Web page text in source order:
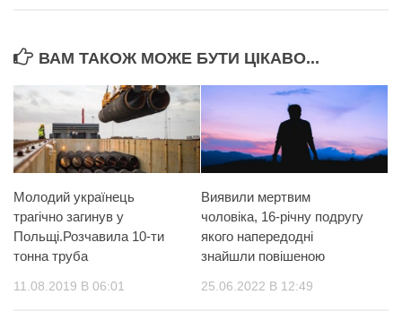
ВАМ ТАКОЖ МОЖЕ БУТИ ЦІКАВО...
Молодий українець
трагічно загинув у
Польщі.Розчавила 10-ти
тонна труба
11.08.2019 В 06:01
Виявили мертвим
чоловіка, 16-річну подругу
якого напередодні
знайшли повішеною
25.06.2022 В 12:49